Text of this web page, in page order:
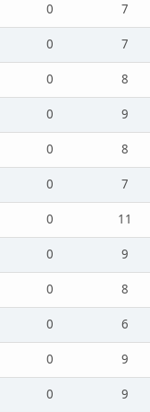
0
7
0
7
0
8
0
9
0
8
0
7
0
11
0
9
0
8
0
6
0
9
0
9